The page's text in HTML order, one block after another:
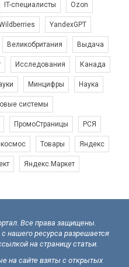
IT-специалисты Ozon
YandexGPT
Великобритания Выдача
Исследования Канада
Минцифры Наука
системы
ПромоСтраницы РСЯ
Товары Яндекс
Яндекс.Маркет
Все права защищены.
нашего ресурса разрешается
на страницу статьи.
на сайте взяты с открытых